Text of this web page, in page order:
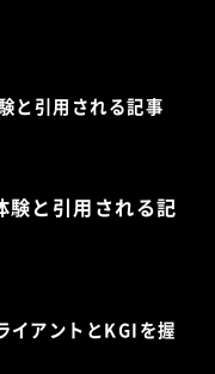
験と引用される記